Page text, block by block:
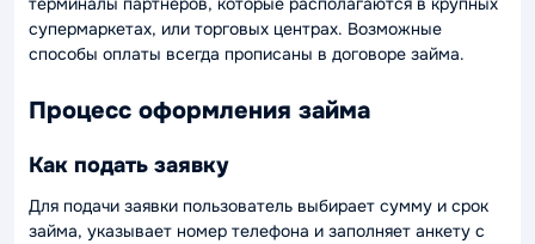
супермаркетах, или торговых центрах. Возможные
способы оплаты всегда прописаны в договоре займа.
Процесс оформления займа
Как подать заявку
Для подачи заявки пользователь выбирает сумму и срок
займа, указывает номер телефона и заполняет анкету с